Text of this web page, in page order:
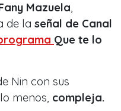
Mazuela,
de la señal de Canal
Que te lo
Nin con sus
menos, compleja.